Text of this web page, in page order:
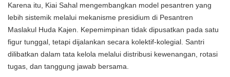
Karena itu, Kiai Sahal mengembangkan model pesantren yang
lebih sistemik melalui mekanisme presidium di Pesantren
Maslakul Huda Kajen. Kepemimpinan tidak dipusatkan pada satu
figur tunggal, tetapi dijalankan secara kolektif-kolegial. Santri
dilibatkan dalam tata kelola melalui distribusi kewenangan, rotasi
tugas, dan tanggung jawab bersama.